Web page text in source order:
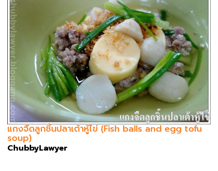
แกงจืดลูกชิ้นปลาเต้าหู้ไข่ (Fish balls and egg tofu
soup)
ChubbyLawyer